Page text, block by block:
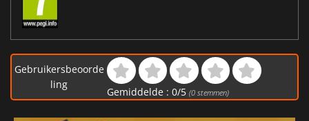
Gebruikersbeoorde
ling
Gemiddelde : 0/5 (0stemmen)